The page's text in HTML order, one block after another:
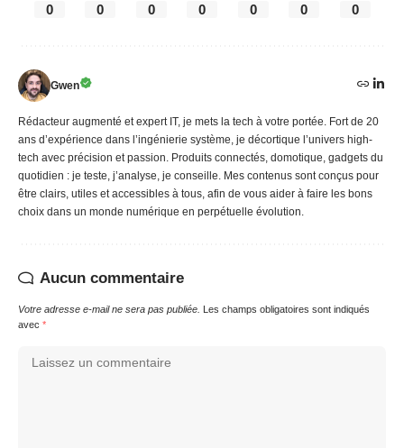
0 0 0 0 0 0 0
Gwen
Rédacteur augmenté et expert IT, je mets la tech à votre portée. Fort de 20
ans d’expérience dans l’ingénierie système, je décortique l’univers high-
tech avec précision et passion. Produits connectés, domotique, gadgets du
quotidien : je teste, j’analyse, je conseille. Mes contenus sont conçus pour
être clairs, utiles et accessibles à tous, afin de vous aider à faire les bons
choix dans un monde numérique en perpétuelle évolution.
Aucun commentaire
Votre adresse e-mail ne sera pas publiée. Les champs obligatoires sont indiqués
avec *